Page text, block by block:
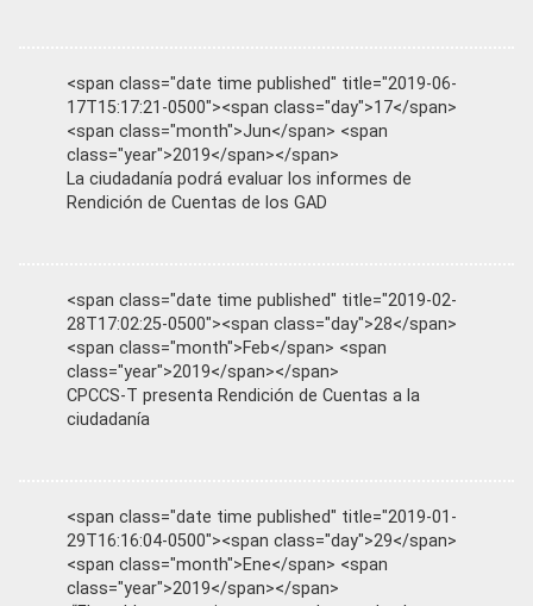
<span class="date time published" title="2019-06-
17T15:17:21-0500"><span class="day">17</span>
<span class="month">Jun</span> <span
class="year">2019</span></span>
La ciudadanía podrá evaluar los informes de
Rendición de Cuentas de los GAD
<span class="date time published" title="2019-02-
28T17:02:25-0500"><span class="day">28</span>
<span class="month">Feb</span> <span
class="year">2019</span></span>
CPCCS-T presenta Rendición de Cuentas a la
ciudadanía
<span class="date time published" title="2019-01-
29T16:16:04-0500"><span class="day">29</span>
<span class="month">Ene</span> <span
class="year">2019</span></span>